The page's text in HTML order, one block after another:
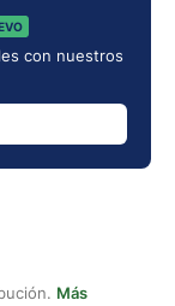
con nuestros
Más